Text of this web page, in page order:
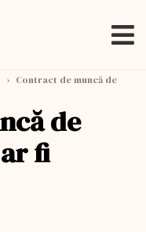
› Contract de muncă de
de
fi